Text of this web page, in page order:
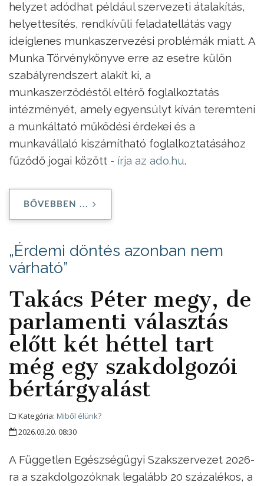
helyzet adódhat például szervezeti átalakítás,
helyettesítés, rendkívüli feladatellátás vagy
ideiglenes munkaszervezési problémák miatt. A
Munka Törvénykönyve erre az esetre külön
szabályrendszert alakít ki, a
munkaszerződéstől eltérő foglalkoztatás
intézményét, amely egyensúlyt kíván teremteni
a munkáltató működési érdekei és a
munkavállaló kiszámítható foglalkoztatásához
fűződő jogai között - írja az ado.hu.
BŐVEBBEN ...
„Érdemi döntés azonban nem
várható”
Takács Péter megy, de
parlamenti választás
előtt két héttel tart
még egy szakdolgozói
bértárgyalást
Kategória: Miből élünk?
2026.03.20. 08:30
A Független Egészségügyi Szakszervezet 2026-
ra a szakdolgozóknak legalább 20 százalékos, a